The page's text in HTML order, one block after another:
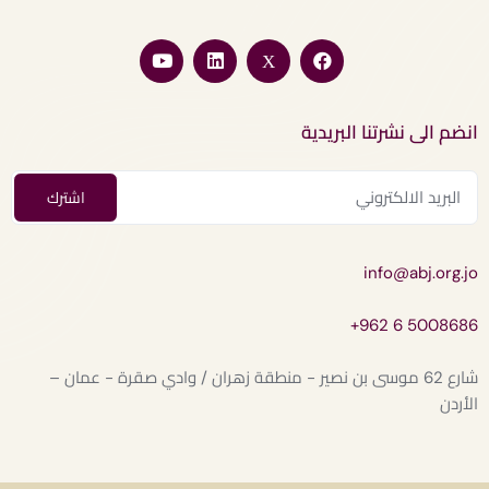
انضم الى نشرتنا البريدية
info@abj.org.jo
+962 6 5008686
شارع 62 موسى بن نصير - منطقة زهران / وادي صقرة - عمان –
الأردن